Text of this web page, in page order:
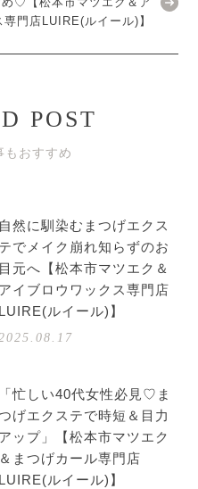
門店LUIRE(ルイール)】
POST
もおすすめ
自然に馴染むまつげエクス
テでメイク崩れ知らずのお
目元へ【松本市マツエク＆
アイブロウワックス専門店
LUIRE(ルイール)】
「忙しい40代女性必見♡ま
げエクステで時短＆目力
アップ」【松本市マツエク
＆まつげカール専門店
LUIRE(ルイール)】